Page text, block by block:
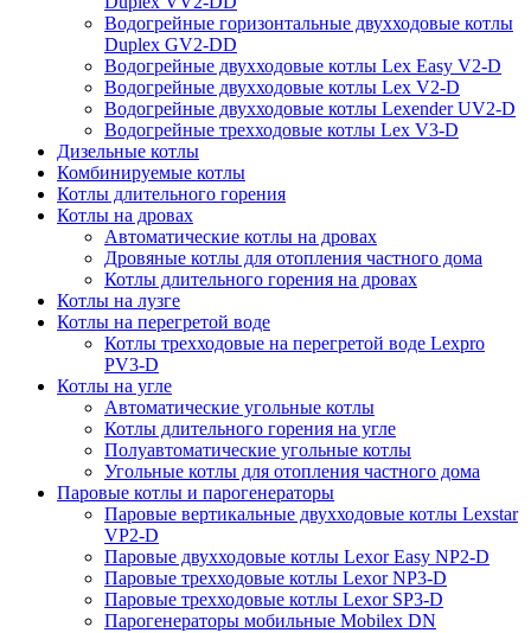
Водогрейные горизонтальные двухходовые котлы
Duplex GV2-DD
Водогрейные двухходовые котлы Lex Easy V2-D
Водогрейные двухходовые котлы Lex V2-D
Водогрейные двухходовые котлы Lexender UV2-D
Водогрейные трехходовые котлы Lex V3-D
Дизельные котлы
Комбинируемые котлы
Котлы длительного горения
Котлы на дровах
Автоматические котлы на дровах
Дровяные котлы для отопления частного дома
Котлы длительного горения на дровах
Котлы на лузге
Котлы на перегретой воде
Котлы трехходовые на перегретой воде Lexpro
PV3-D
Котлы на угле
Автоматические угольные котлы
Котлы длительного горения на угле
Полуавтоматические угольные котлы
Угольные котлы для отопления частного дома
Паровые котлы и парогенераторы
Паровые вертикальные двухходовые котлы Lexstar
VP2-D
Паровые двухходовые котлы Lexor Easy NP2-D
Паровые трехходовые котлы Lexor NP3-D
Паровые трехходовые котлы Lexor SP3-D
Парогенераторы мобильные Mobilex DN